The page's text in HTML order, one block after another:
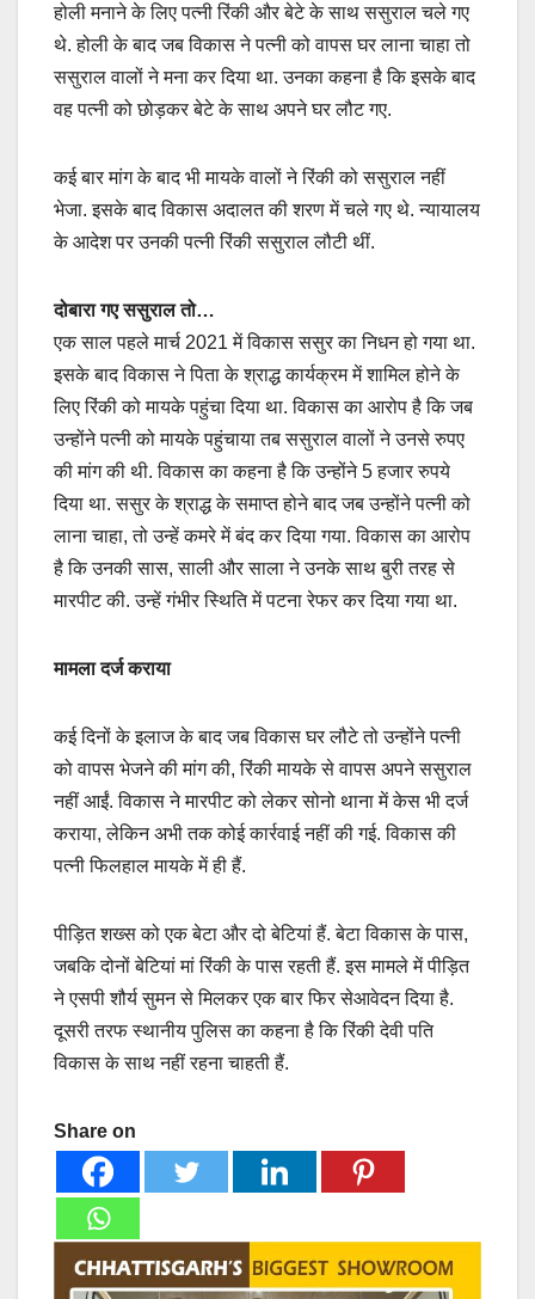
होली मनाने के लिए पत्नी रिंकी और बेटे के साथ ससुराल चले गए
थे. होली के बाद जब विकास ने पत्नी को वापस घर लाना चाहा तो
ससुराल वालों ने मना कर दिया था. उनका कहना है कि इसके बाद
वह पत्नी को छोड़कर बेटे के साथ अपने घर लौट गए.
कई बार मांग के बाद भी मायके वालों ने रिंकी को ससुराल नहीं
भेजा. इसके बाद विकास अदालत की शरण में चले गए थे. न्यायालय
के आदेश पर उनकी पत्नी रिंकी ससुराल लौटी थीं.
दोबारा गए ससुराल तो…
एक साल पहले मार्च 2021 में विकास ससुर का निधन हो गया था.
इसके बाद विकास ने पिता के श्राद्ध कार्यक्रम में शामिल होने के
लिए रिंकी को मायके पहुंचा दिया था. विकास का आरोप है कि जब
उन्‍होंने पत्नी को मायके पहुंचाया तब ससुराल वालों ने उनसे रुपए
की मांग की थी. विकास का कहना है कि उन्‍होंने 5 हजार रुपये
दिया था. ससुर के श्राद्ध के समाप्‍त होने बाद जब उन्‍होंने पत्नी को
लाना चाहा, तो उन्‍हें कमरे में बंद कर दिया गया. विकास का आरोप
है कि उनकी सास, साली और साला ने उनके साथ बुरी तरह से
मारपीट की. उन्‍हें गंभीर स्थिति में पटना रेफर कर दिया गया था.
मामला दर्ज कराया
कई दिनों के इलाज के बाद जब विकास घर लौटे तो उन्‍होंने पत्‍नी
को वापस भेजने की मांग की, रिंकी मायके से वापस अपने ससुराल
नहीं आईं. विकास ने मारपीट को लेकर सोनो थाना में केस भी दर्ज
कराया, लेकिन अभी तक कोई कार्रवाई नहीं की गई. विकास की
पत्नी फिलहाल मायके में ही हैं.
पीड़ित शख्‍स को एक बेटा और दो बेटियां हैं. बेटा विकास के पास,
जबकि दोनों बेटियां मां रिंकी के पास रहती हैं. इस मामले में पीड़ित
ने एसपी शौर्य सुमन से मिलकर एक बार फिर सेआवेदन दिया है.
दूसरी तरफ स्‍थानीय पुलिस का कहना है कि रिंकी देवी पति
विकास के साथ नहीं रहना चाहती हैं.
Share on